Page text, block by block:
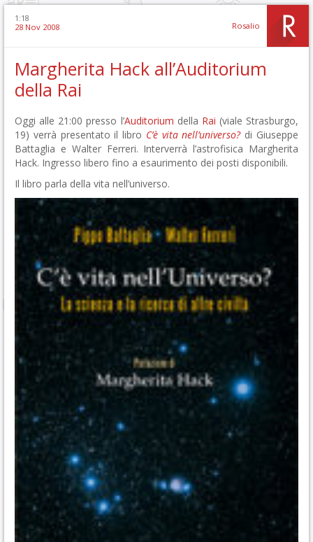
1:18
28 Nov 2008 Rosalio
Margherita Hack all’Auditorium
della Rai
Oggi alle 21:00 presso l’Auditorium della Rai (viale Strasburgo,
19) verrà presentato il libro C’è vita nell’universo?di Giuseppe
Battaglia e Walter Ferreri. Interverrà l’astrofisica Margherita
Hack. Ingresso libero fino a esaurimento dei posti disponibili.
Il libro parla della vita nell’universo.